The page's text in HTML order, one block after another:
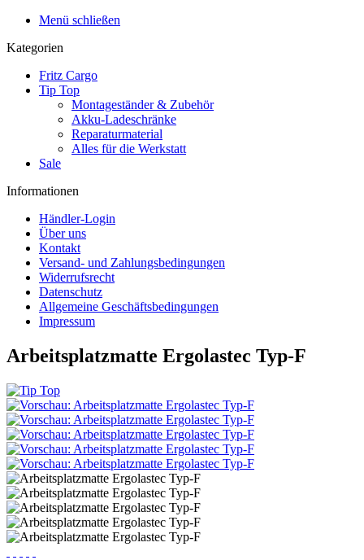
Menü schließen
Kategorien
Fritz Cargo
Tip Top
Montageständer & Zubehör
Akku-Ladeschränke
Reparaturmaterial
Alles für die Werkstatt
Sale
Informationen
Händler-Login
Über uns
Kontakt
Versand- und Zahlungsbedingungen
Widerrufsrecht
Datenschutz
Allgemeine Geschäftsbedingungen
Impressum
Arbeitsplatzmatte Ergolastec Typ-F